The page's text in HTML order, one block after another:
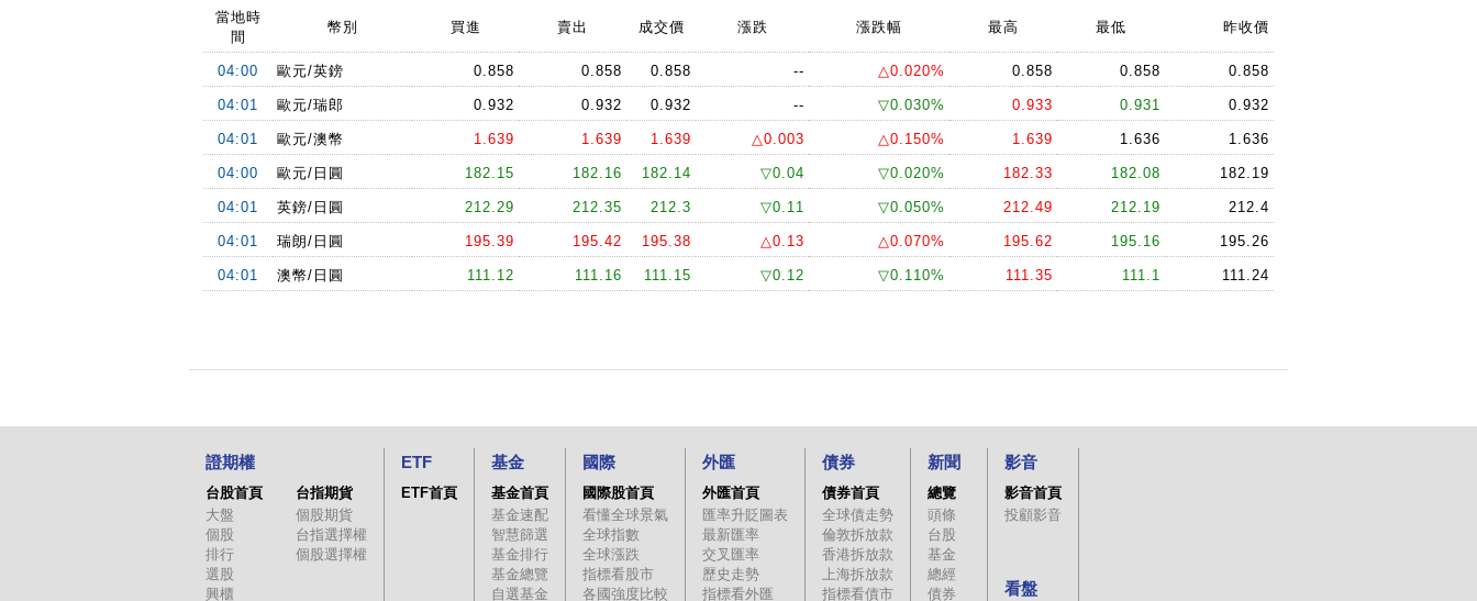
當地時
間
幣別 買進 賣出 成交價 漲跌 漲跌幅 最高 最低 昨收價
04:00 歐元/英鎊 0.858 0.858 0.858 -- △0.020% 0.858 0.858 0.858
04:01 歐元/瑞郎 0.932 0.932 0.932 -- ▽0.030% 0.933 0.931 0.932
04:01 歐元/澳幣 1.639 1.639 1.639 △0.003 △0.150% 1.639 1.636 1.636
04:00 歐元/日圓 182.15 182.16 182.14 ▽0.04 ▽0.020% 182.33 182.08 182.19
04:01 英鎊/日圓 212.29 212.35 212.3 ▽0.11 ▽0.050% 212.49 212.19 212.4
04:01 瑞朗/日圓 195.39 195.42 195.38 △0.13 △0.070% 195.62 195.16 195.26
04:01 澳幣/日圓 111.12 111.16 111.15 ▽0.12 ▽0.110% 111.35 111.1 111.24
證期權
台股首頁
大盤
個股
排行
選股
興櫃
台指期貨
個股期貨
台指選擇權
個股選擇權
ETF
ETF首頁
基金
基金首頁
基金速配
智慧篩選
基金排行
基金總覽
自選基金
國際
國際股首頁
看懂全球景氣
全球指數
全球漲跌
指標看股市
各國強度比較
外匯
外匯首頁
匯率升貶圖表
最新匯率
交叉匯率
歷史走勢
指標看外匯
債券
債券首頁
全球債走勢
倫敦拆放款
香港拆放款
上海拆放款
指標看債市
新聞
總覽
頭條
台股
基金
總經
債券
影音
影音首頁
投顧影音
看盤